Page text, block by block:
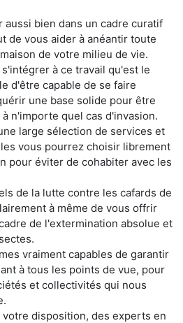
bien dans un cadre curatif
de vous aider à anéantir toute
de votre milieu de vie.
à ce travail qu'est le
d'être capable de se faire
une base solide pour être
n'importe quel cas d'invasion.
large sélection de services et
vous pourrez choisir librement
pour éviter de cohabiter avec les
de la lutte contre les cafards de
à même de vous offrir
de l'extermination absolue et
vraiment capables de garantir
à tous les points de vue, pour
et collectivités qui nous
disposition, des experts en